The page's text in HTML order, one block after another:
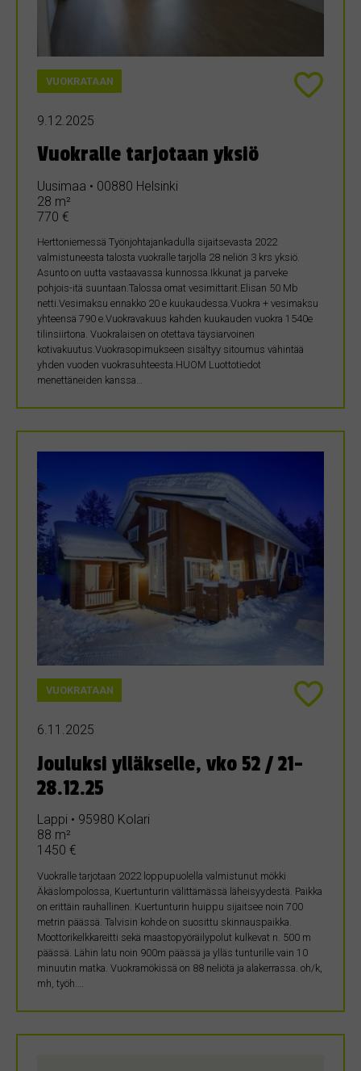
VUOKRATAAN
9.12.2025
Vuokralle tarjotaan yksiö
Uusimaa • 00880 Helsinki
28 m²
770 €
Herttoniemessä Työnjohtajankadulla sijaitsevasta 2022
valmistuneesta talosta vuokralle tarjolla 28 neliön 3 krs yksiö.
Asunto on uutta vastaavassa kunnossa.Ikkunat ja parveke
pohjois-itä suuntaan.Talossa omat vesimittarit.Elisan 50 Mb
netti.Vesimaksu ennakko 20 e kuukaudessa.Vuokra + vesimaksu
yhteensä 790 e.Vuokravakuus kahden kuukauden vuokra 1540e
tilinsiirtona. Vuokralaisen on otettava täysiarvoinen
kotivakuutus.Vuokrasopimukseen sisältyy sitoumus vähintää
yhden vuoden vuokrasuhteesta.HUOM Luottotiedot
menettäneiden kanssa…
VUOKRATAAN
6.11.2025
Jouluksi ylläkselle, vko 52 / 21-
28.12.25
Lappi • 95980 Kolari
88 m²
1450 €
Vuokralle tarjotaan 2022 loppupuolella valmistunut mökki
Äkäslompolossa, Kuertunturin välittämässä läheisyydestä. Paikka
on erittäin rauhallinen. Kuertunturin huippu sijaitsee noin 700
metrin päässä. Talvisin kohde on suosittu skinnauspaikka.
Moottorikelkkareitti sekä maastopyöräilypolut kulkevat n. 500 m
päässä. Lähin latu noin 900m päässä ja ylläs tunturille vain 10
minuutin matka. Vuokramökissä on 88 neliötä ja alakerrassa. oh/k,
mh, työh….